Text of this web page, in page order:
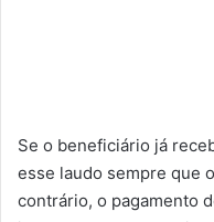
Se o beneficiário já
esse laudo sempre que
contrário, o pagamento